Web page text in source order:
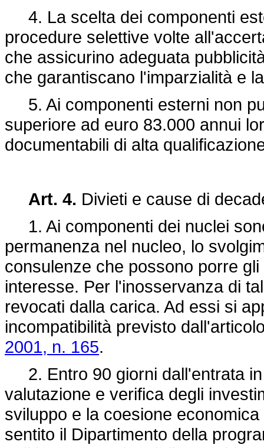
4. La scelta dei componenti
procedure selettive volte
che assicurino adeguata
che garantiscano l'imparzialità e
5. Ai componenti esterni non
superiore ad euro 83.000 annui
documentabili di alta
Art. 4. Divieti e cause di
1. Ai componenti dei nuclei
permanenza nel nucleo, lo
consulenze che possono porre
interesse. Per l'inosservanza di
revocati dalla carica. Ad essi si
incompatibilità previsto
2001, n. 165.
2. Entro 90 giorni dall'entrata
valutazione e verifica degli
sviluppo e la coesione
sentito il Dipartimento della